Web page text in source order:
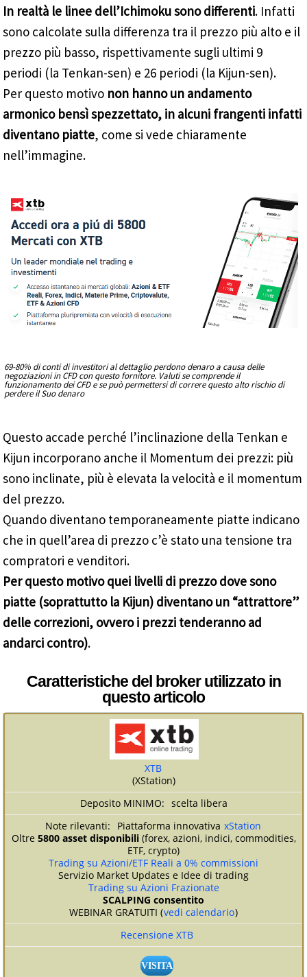
In realtà le linee dell’Ichimoku sono differenti. Infatti
sono calcolate sulla differenza tra il prezzo più alto e il
prezzo più basso, rispettivamente sugli ultimi 9
periodi (la Tenkan-sen) e 26 periodi (la Kijun-sen).
Per questo motivo non hanno un andamento
armonico bensì spezzettato, in alcuni frangenti infatti
diventano piatte, come si vede chiaramente
nell’immagine.
69-80% di conti di investitori al dettaglio perdono denaro a causa delle
negoziazioni in CFD con questo fornitore. Valuti se comprende il
funzionamento dei CFD e se può permettersi di correre questo alto rischio di
perdere il Suo denaro
Questo accade perché l’inclinazione della Tenkan e
Kijun incorporano anche il Momentum dei prezzi: più
sono inclinate, più è elevata la velocità e il momentum
del prezzo.
Quando diventano temporaneamente piatte indicano
che in quell’area di prezzo c’è stato una tensione tra
compratori e venditori.
Per questo motivo quei livelli di prezzo dove sono
piatte (soprattutto la Kijun) diventano un “attrattore”
delle correzioni, ovvero i prezzi tenderanno ad
andarci contro).
Caratteristiche del broker utilizzato in
questo articolo
XTB
(XStation)
scelta libera
Piattaforma innovativa xStation
Oltre 5800 asset disponibili(forex, azioni, indici, commodities,
ETF, crypto)
Trading su Azioni/ETF Reali a 0% commissioni
Servizio Market Updates e Idee di trading
Trading su Azioni Frazionate
SCALPING consentito
WEBINAR GRATUITI (vedi calendario)
Recensione XTB
VISITA